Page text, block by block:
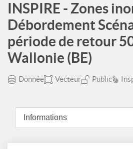
INSPIRE - Zones
Débordement
période de retour
Wallonie (BE)
Donnée Vecteur Public